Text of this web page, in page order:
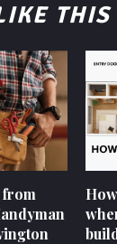
THIS
from